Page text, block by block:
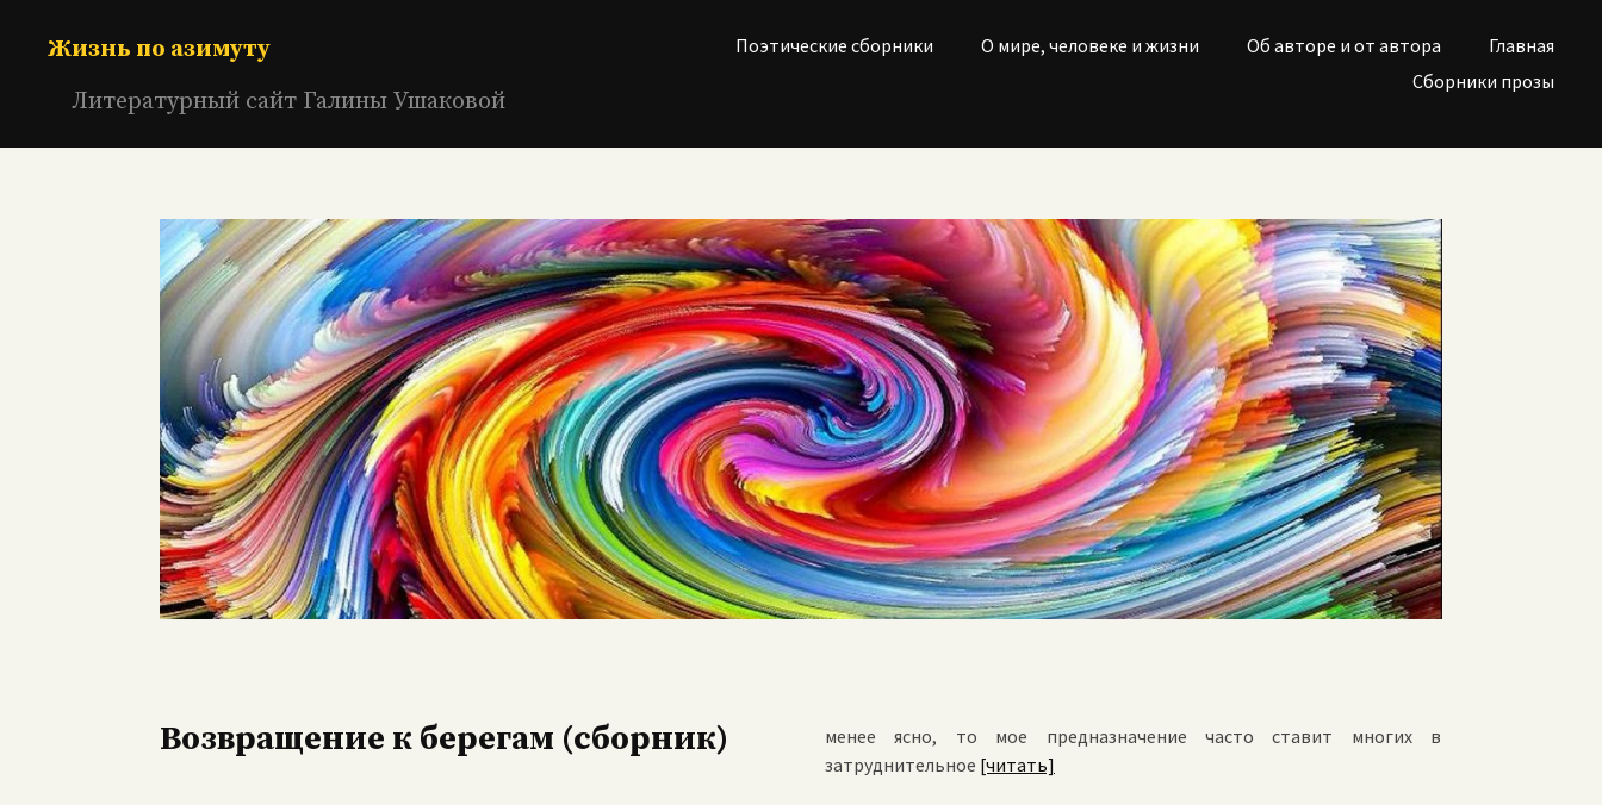
Жизнь по азимуту
Литературный сайт Галины Ушаковой
Главная
Об авторе и от автора
О мире, человеке и жизни
Поэтические сборники
Сборники прозы
Возвращение к берегам (сборник)
менее ясно, то мое предназначение часто ставит многих в
затруднительное [читать]